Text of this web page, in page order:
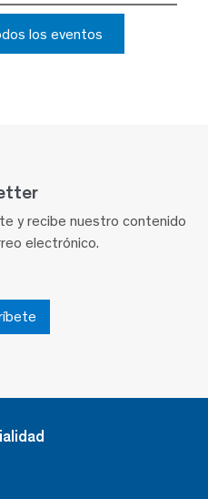
los eventos
y recibe nuestro contenido
electrónico.